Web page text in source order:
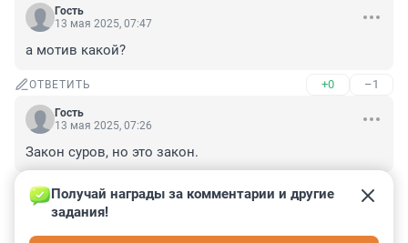
Гость
13 мая 2025, 07:47
а мотив какой?
ОТВЕТИТЬ +0 –1
Гость
13 мая 2025, 07:26
Закон суров, но это закон.
ОТВЕТИТЬ –0
Гость
Получай награды за комментарии и другие
задания!